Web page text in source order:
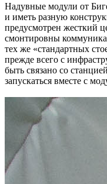
Надувные модули от
и иметь разную
предусмотрен жесткий
смонтировны
тех же «стандартных
прежде всего с
быть связано со
запускаться вместе с